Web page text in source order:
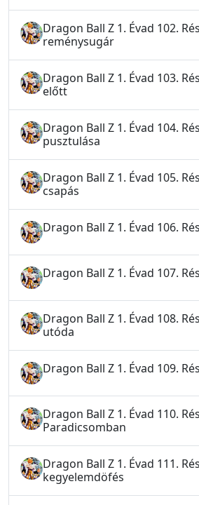
Dragon Ball Z 1. Évad 102.
reménysugár
Dragon Ball Z 1. Évad 103.
előtt
Dragon Ball Z 1. Évad 104.
pusztulása
Dragon Ball Z 1. Évad 105.
csapás
Dragon Ball Z 1. Évad 106.
Dragon Ball Z 1. Évad 107.
Dragon Ball Z 1. Évad 108.
utóda
Dragon Ball Z 1. Évad 109.
Dragon Ball Z 1. Évad 110.
Paradicsomban
Dragon Ball Z 1. Évad 111.
kegyelemdöfés